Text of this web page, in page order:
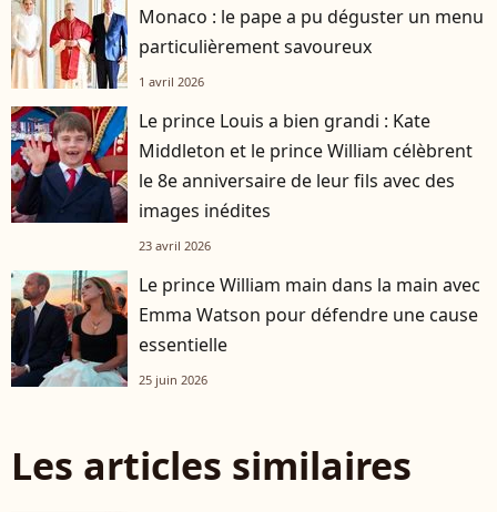
Monaco : le pape a pu déguster un menu
particulièrement savoureux
1 avril 2026
Le prince Louis a bien grandi : Kate
Middleton et le prince William célèbrent
le 8e anniversaire de leur fils avec des
images inédites
23 avril 2026
Le prince William main dans la main avec
Emma Watson pour défendre une cause
essentielle
25 juin 2026
Les articles similaires